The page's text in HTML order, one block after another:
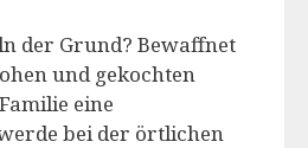
der Grund? Bewaffnet
und gekochten
eine
bei der örtlichen